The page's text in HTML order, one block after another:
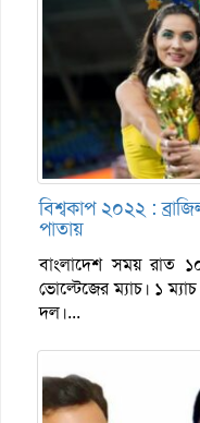
বিশ্বকাপ ২০২২ :
পাতায়
বাংলাদেশ সময় রাত
ভোল্টেজের ম্যাচ। ১
দল।...